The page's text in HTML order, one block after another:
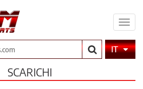
il
CercaIT
SCARICHI